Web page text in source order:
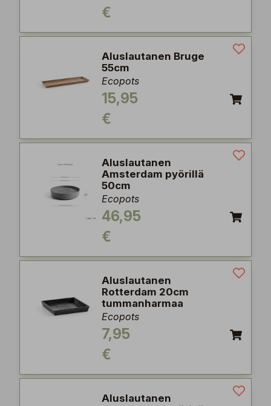
€
Aluslautanen Bruge
55cm
Ecopots
15,95
€
Aluslautanen
Amsterdam pyörillä
50cm
Ecopots
46,95
€
Aluslautanen
Rotterdam 20cm
tummanharmaa
Ecopots
7,95
€
Aluslautanen